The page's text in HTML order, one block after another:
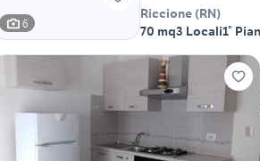
6
Riccione (RN)
70 mq3 Locali1°